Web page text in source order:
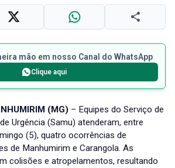
mão em nosso Canal do WhatsApp
Clique aqui
(MG) – Equipes do Serviço de
Urgência (Samu) atenderam, entre
(5), quatro ocorrências de
de Manhumirim e Carangola. As
colisões e atropelamentos, resultando